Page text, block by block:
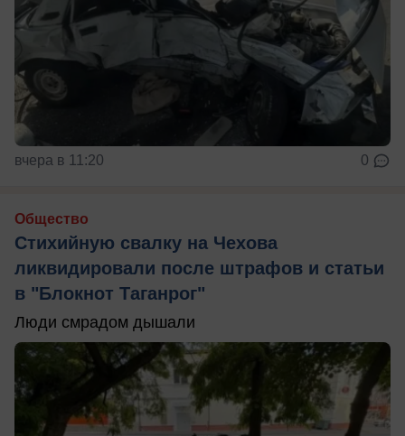
вчера в 11:20 0
Общество
Стихийную свалку на Чехова
ликвидировали после штрафов и статьи
в "Блокнот Таганрог"
Люди смрадом дышали